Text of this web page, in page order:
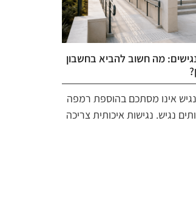
נגישים: מה חשוב להביא בחשבון
נגיש אינו מסתכם בהוספת רמפה
נגיש. נגישות איכותית צריכה